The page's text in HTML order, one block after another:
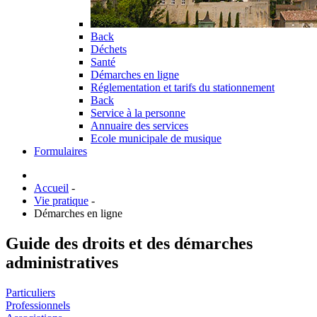
Back
Déchets
Santé
Démarches en ligne
Réglementation et tarifs du stationnement
Back
Service à la personne
Annuaire des services
Ecole municipale de musique
Formulaires
Accueil -
Vie pratique -
Démarches en ligne
Guide des droits et des démarches
administratives
Particuliers
Professionnels